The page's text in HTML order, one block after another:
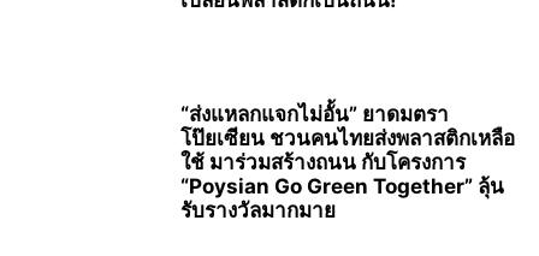
“ส่งแหลกแจกไม่อั้น” ยาดมตรา
โป๊ยเซียน ชวนคนไทยส่งพลาสติกเหลือ
ใช้ มาร่วมสร้างถนน กับโครงการ
“Poysian Go Green Together” ลุ้น
รับรางวัลมากมาย